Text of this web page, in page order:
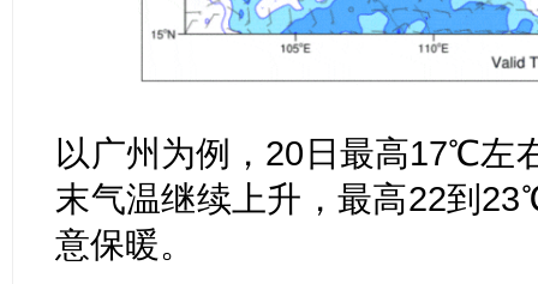
以广州为例，20日最高17℃左
末气温继续上升，最高22到
意保暖。